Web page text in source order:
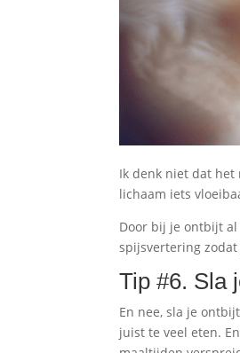
Ik denk niet dat het
lichaam iets
Door bij je ontbijt
spijsvertering
Tip #6. Sla
En nee, sla je
juist te veel eten.